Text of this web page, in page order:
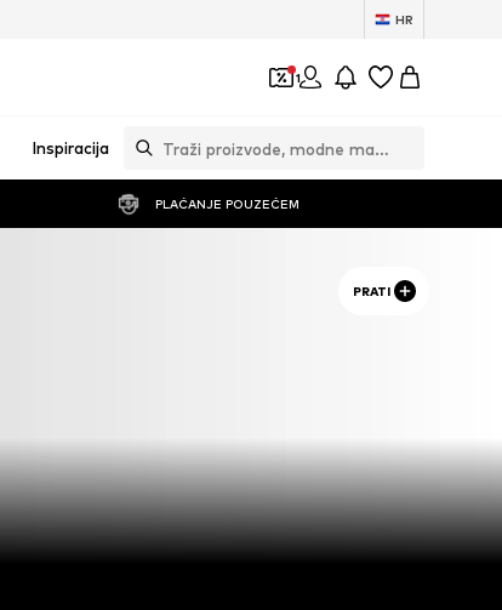
HR
1
Inspiracija
PLAĆANJE POUZEĆEM
PRATI